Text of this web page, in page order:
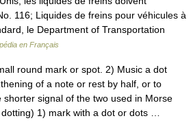
116; Liquides de freins pour véhicules à
le Department of Transportation
en Français
round mark or spot. 2) Music a dot
of a note or rest by half, or to
shorter signal of the two used in Morse
1) mark with a dot or dots …